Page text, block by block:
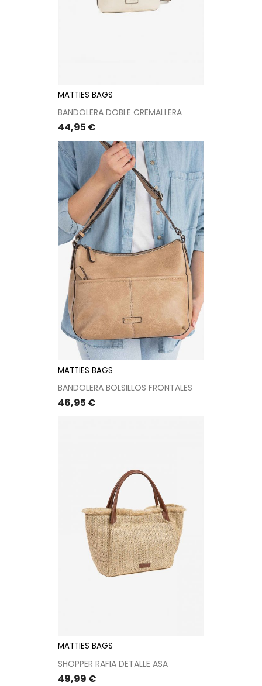
MATTIES BAGS
BANDOLERA DOBLE CREMALLERA
Precio
44,95 €
MATTIES BAGS
BANDOLERA BOLSILLOS FRONTALES
Precio
46,95 €
MATTIES BAGS
SHOPPER RAFIA DETALLE ASA
Precio
49,99 €